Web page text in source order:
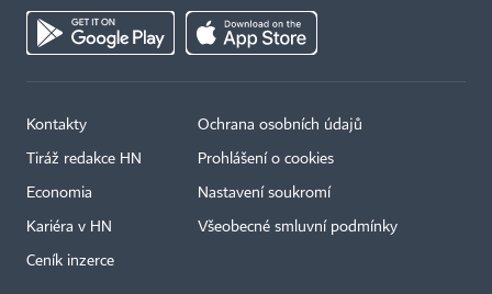
Kontakty
Tiráž redakce HN
Economia
Kariéra v HN
Ceník inzerce
Ochrana osobních údajů
Prohlášení o cookies
Nastavení soukromí
Všeobecné smluvní podmínky